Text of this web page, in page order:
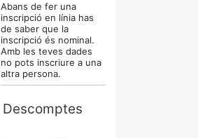
Abans de fer una
inscripció en línia has
de saber que la
inscripció és nominal.
Amb les teves dades
no pots inscriure a una
altra persona.
Descomptes